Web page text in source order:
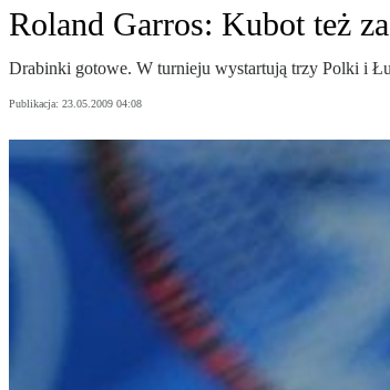
Roland Garros: Kubot też
Drabinki gotowe. W turnieju wystartują trzy Polki i
Publikacja: 23.05.2009 04:08